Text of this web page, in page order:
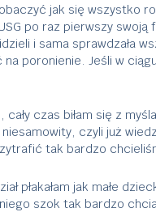
jak się wszystko
po raz pierwszy
i sama sprawdzała
poronienie. Jeśli w
czas biłam się z
czyli już
tak bardzo
płakałam jak małe
szok tak bardzo